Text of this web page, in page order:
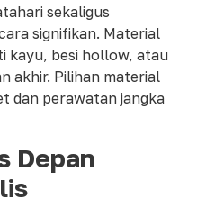
sekaligus
signifikan. Material
kayu, besi hollow, atau
akhir. Pilihan material
dan perawatan jangka
Depan